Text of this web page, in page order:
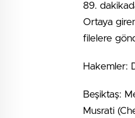
89.
Ortaya
filelere
Hakemler:
Beşiktaş:
Musrati